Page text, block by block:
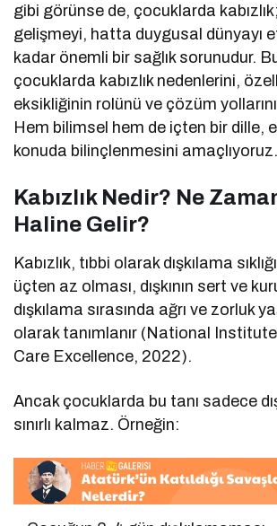
gibi görünse de, çocuklarda
gelişmeyi, hatta duygusal dünyayı
kadar önemli bir sağlık sorunudur.
çocuklarda kabızlık nedenlerini,
eksikliğinin rolünü ve çözüm
Hem bilimsel hem de içten bir dille,
konuda bilinçlenmesini amaçlıyoruz.
Kabızlık Nedir? Ne
Haline Gelir?
Kabızlık, tıbbi olarak dışkılama
üçten az olması, dışkının sert ve
dışkılama sırasında ağrı ve zorluk
olarak tanımlanır (National
Care Excellence, 2022).
Ancak çocuklarda bu tanı sadece
sınırlı kalmaz. Örneğin: